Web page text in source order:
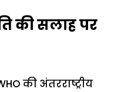
की सलाह पर
की अंतरराष्ट्रीय